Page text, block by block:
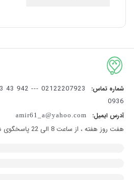
شماره تماس:
0936
آدرس ایمیل: amir61_a@yahoo.com
هفت روز هفته ، از ساعت 8 الی 22 پاسخگوی شما هستیم.